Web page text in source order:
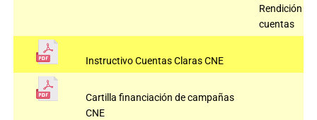
Rendición de
cuentas
Instructivo Cuentas Claras CNE
Cartilla financiación de campañas
CNE